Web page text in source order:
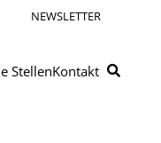
NEWSLETTER
StellenKontakt